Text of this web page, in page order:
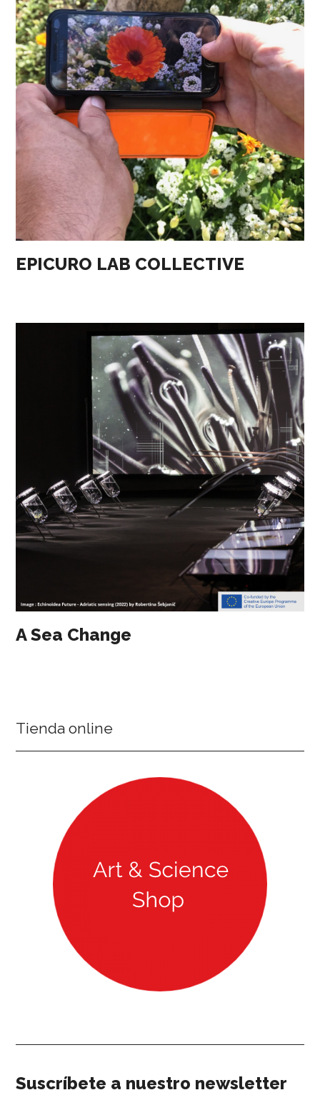
EPICURO LAB COLLECTIVE
A Sea Change
Tienda online
Suscríbete a nuestro newsletter